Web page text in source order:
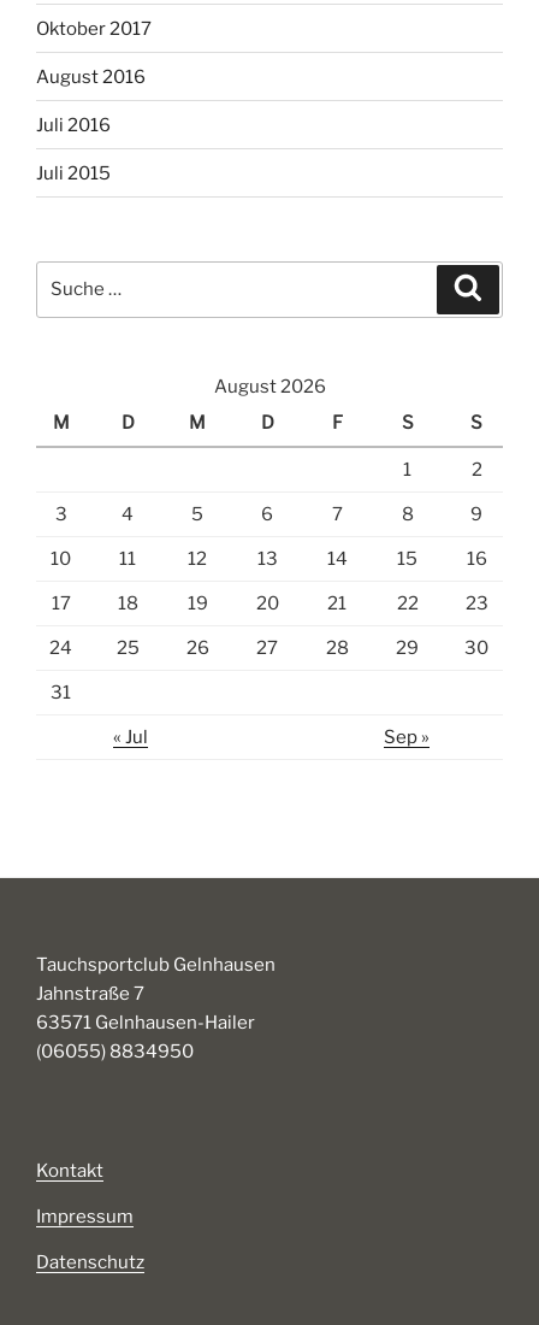
Oktober 2017
August 2016
Juli 2016
Juli 2015
Suche
August 2026
M
D M D F S S
1 2
3 4 5 6 7 8 9
10 11 12 13 14 15 16
17 18 19 20 21 22 23
24 25 26 27 28 29 30
31
« Jul Sep »
Tauchsportclub Gelnhausen
Jahnstraße 7
63571 Gelnhausen-Hailer
(06055) 8834950
Kontakt
Impressum
Datenschutz